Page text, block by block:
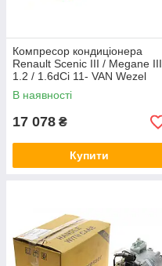
Компресор кондиціонера
Renault Scenic III / Megane III
1.2 / 1.6dCi 11- VAN Wezel
4300K630
В наявності
17 078 ₴
Купити